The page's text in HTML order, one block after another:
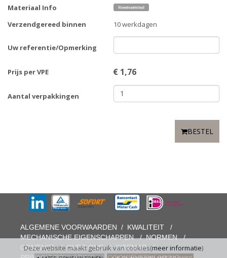
Materiaal Info
Verzendgereed binnen
10 werkdagen
Uw referentie/Opmerking
Prijs per VPE € 1,76
Aantal verpakkingen
BESTEL
Deze website maakt gebruik van cookies(meer informatie)
ALGEMENE VOORWAARDEN / KWALITEIT
/
MECHANISCHE EIGENSCHAPPEN/NORMEN/
CONTACT/OVER ONS/SITEMAP/